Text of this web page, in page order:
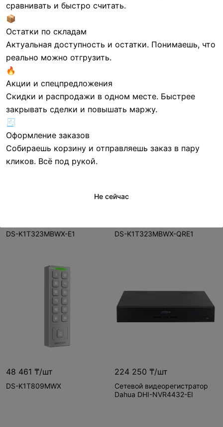
109 250 ₸/шт
DHI-ASI6213S-PW
DS-K1T323MBWX-E1 DS-K1T323MBWX-QRE1
48 461 ₸/шт
DS-K1T809MWX
224 250 ₸/шт
Сетевой видеорегистратор
Dahua DHI-NVR4432-EI
сравнивать и быстро считать.
📦
Остатки по складам
Актуальная доступность и остатки. Понимаешь, что
реально можно отгрузить.
🔥
Акции и спецпредложения
Скидки и распродажи в одном месте. Быстрее
закрывать сделки и повышать маржу.
🧾
Оформление заказов
Собираешь корзину и отправляешь заказ в пару
кликов. Всё под рукой.
Не сейчас